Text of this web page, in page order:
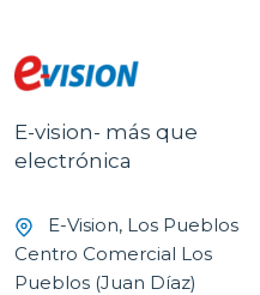
E-vision- más que
electrónica
E-Vision, Los Pueblos
Centro Comercial Los
Pueblos (Juan Díaz)